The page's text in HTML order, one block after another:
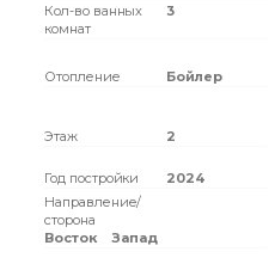
Кол-во ванных
комнат
3
Отопление Бойлер
Этаж
2
Год постройки 2024
Направление/
сторона
Восток
Запад